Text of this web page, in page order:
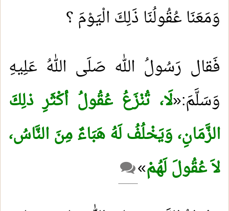
وَمَعَنَا عُقُولُنَا ذَلِكَ الْيَوْمَ ؟
فَقال رَسُولُ الله صَلَى اللهُ عَلِيهِ
وَسَلَّمَ:«لَا، تُنْزَعُ عُقُولُ أكْثَرِ ذلِكَ
الزَّمَانِ، وَيَخْلُفُ لَهُ هَبَاءٌ مِنَ النَّاسُ،
لاَ عُقُولَ لَهُمْ«